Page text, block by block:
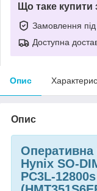
Що таке купити
Замовлення
Доступна
Опис
Опис
Оперативна
Hynix SO-
PC3L-